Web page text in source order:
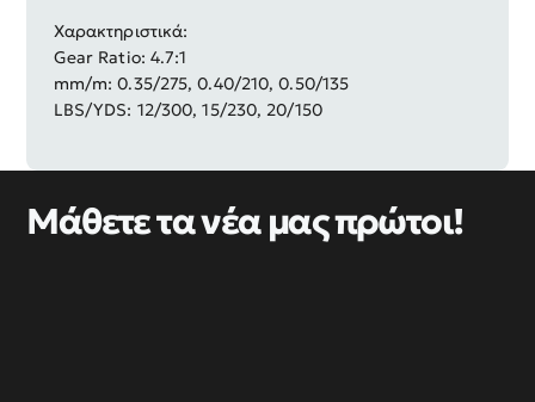
Χαρακτηριστικά:
Gear Ratio: 4.7:1
mm/m: 0.35/275, 0.40/210, 0.50/135
LBS/YDS: 12/300, 15/230, 20/150
Μάθετε τα νέα μας πρώτοι!